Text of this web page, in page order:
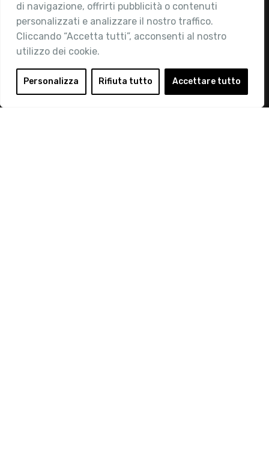
di navigazione, offrirti pubblicità o contenuti
personalizzati e analizzare il nostro traffico.
Cliccando “Accetta tutti”, acconsenti al nostro
utilizzo dei cookie.
Personalizza Rifiuta tutto Accettare tutto
Attività
Contatti
Area Riservata
Login
Diventa Socio